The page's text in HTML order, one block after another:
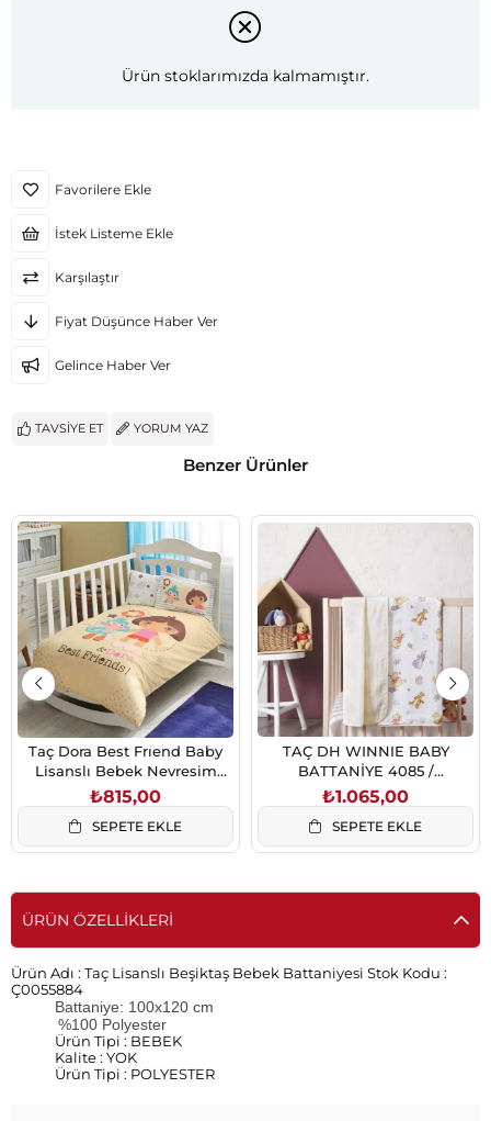
Ürün stoklarımızda kalmamıştır.
Favorilere Ekle
İstek Listeme Ekle
Karşılaştır
Fiyat Düşünce Haber Ver
Gelince Haber Ver
TAVSIYE ET YORUM YAZ
Benzer Ürünler
Taç Dora Best Frıend Baby
Lisanslı Bebek Nevresim
Takımı (3069)
₺815,00
SEPETE EKLE
TAÇ DH WINNIE BABY
BATTANİYE 4085 /
1500187686
₺1.065,00
SEPETE EKLE
ÜRÜN ÖZELLIKLERI
Ürün Adı : Taç Lisanslı Beşiktaş Bebek Battaniyesi Stok Kodu :
Ç0055884
Battaniye: 100x120 cm
%100 Polyester
Ürün Tipi : BEBEK
Kalite : YOK
Ürün Tipi : POLYESTER